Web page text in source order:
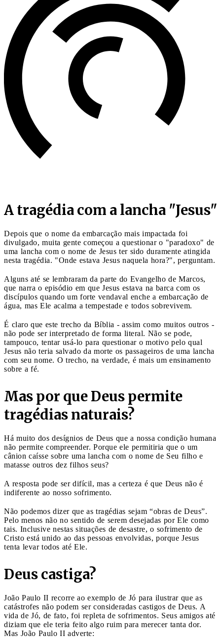
A tragédia com a lancha "Jesus"
Depois que o nome da embarcação mais impactada foi
divulgado, muita gente começou a questionar o "paradoxo" de
uma lancha com o nome de Jesus ter sido duramente atingida
nesta tragédia. "Onde estava Jesus naquela hora?", perguntam.
Alguns até se lembraram da parte do Evangelho de Marcos,
que narra o episódio em que Jesus estava na barca com os
discípulos quando um forte vendaval enche a embarcação de
água, mas Ele acalma a tempestade e todos sobrevivem.
É claro que este trecho da Bíblia - assim como muitos outros -
não pode ser interpretado de forma literal. Não se pode,
tampouco, tentar usá-lo para questionar o motivo pelo qual
Jesus não teria salvado da morte os passageiros de uma lancha
com seu nome. O trecho, na verdade, é mais um ensinamento
sobre a fé.
Mas por que Deus permite
tragédias naturais?
Há muito dos desígnios de Deus que a nossa condição humana
não permite compreender. Porque ele permitiria que o um
cânion caísse sobre uma lancha com o nome de Seu filho e
matasse outros dez filhos seus?
A resposta pode ser difícil, mas a certeza é que Deus não é
indiferente ao nosso sofrimento.
Não podemos dizer que as tragédias sejam “obras de Deus”.
Pelo menos não no sentido de serem desejadas por Ele como
tais. Inclusive nestas situações de desastre, o sofrimento de
Cristo está unido ao das pessoas envolvidas, porque Jesus
tenta levar todos até Ele.
Deus castiga?
João Paulo II recorre ao exemplo de Jó para ilustrar que as
catástrofes não podem ser consideradas castigos de Deus. A
vida de Jó, de fato, foi repleta de sofrimentos. Seus amigos até
diziam que ele teria feito algo ruim para merecer tanta dor.
Mas João Paulo II adverte: